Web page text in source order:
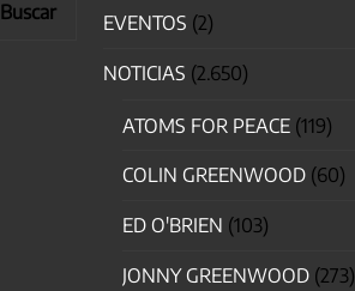
Buscar EVENTOS (2)
NOTICIAS (2.650)
ATOMS FOR PEACE (119)
COLIN GREENWOOD (60)
ED O'BRIEN (103)
JONNY GREENWOOD (273)